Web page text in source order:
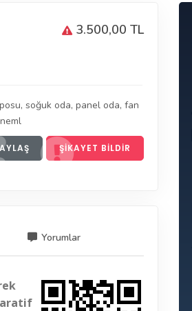
3.500,00 TL
, soğuk oda, panel oda, fan
neml
ŞIKAYET BILDIR
Yorumlar